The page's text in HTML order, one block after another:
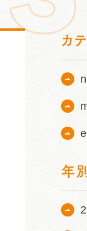
カ
年